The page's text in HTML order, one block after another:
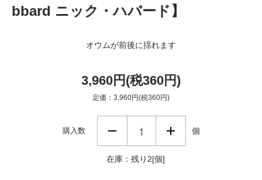
bbard ニック・ハバード】
オウムが前後に揺れます
3,960円(税360円)
定価：3,960円(税360円)
購入数 個
在庫：残り2[個]